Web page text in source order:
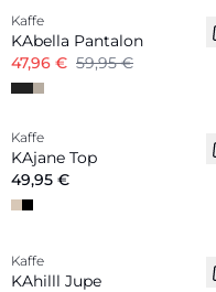
Kaffe
KAbella Pantalon
47,96 € 59,95 €
Nouveautés
Kaffe
KAjane Top
49,95 €
Nouveautés
Kaffe
KAhilll Jupe